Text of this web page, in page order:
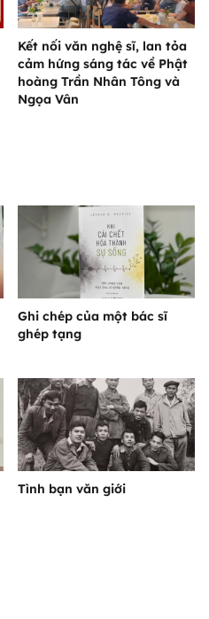
Kết nối văn nghệ sĩ, lan tỏa
cảm hứng sáng tác về Phật
hoàng Trần Nhân Tông và
Ngọa Vân
Ghi chép của một bác sĩ
ghép tạng
Tình bạn văn giới